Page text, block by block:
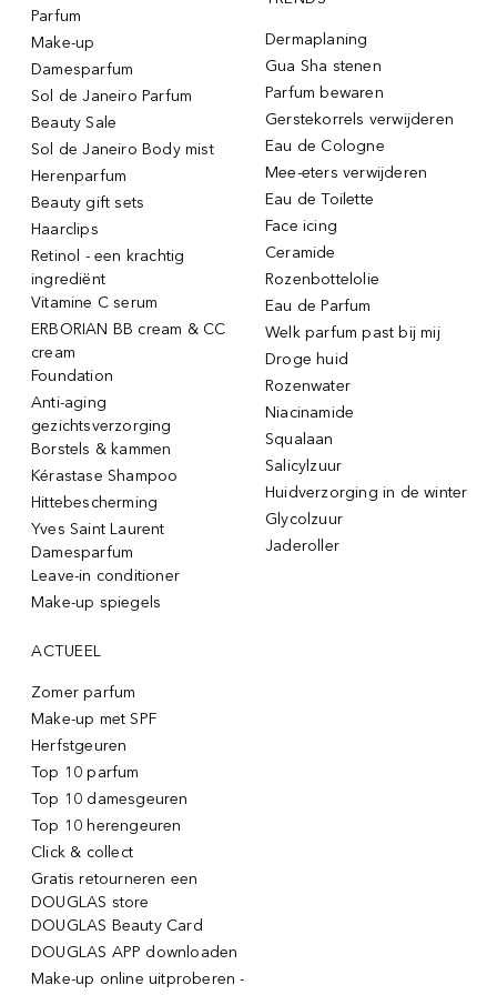
Parfum
Make-up
Damesparfum
Sol de Janeiro Parfum
Beauty Sale
Sol de Janeiro Body mist
Herenparfum
Beauty gift sets
Haarclips
Retinol - een krachtig
ingrediënt
Vitamine C serum
ERBORIAN BB cream & CC
cream
Foundation
Anti-aging
gezichtsverzorging
Borstels & kammen
Kérastase Shampoo
Hittebescherming
Yves Saint Laurent
Damesparfum
Leave-in conditioner
Make-up spiegels
Dermaplaning
Gua Sha stenen
Parfum bewaren
Gerstekorrels verwijderen
Eau de Cologne
Mee-eters verwijderen
Eau de Toilette
Face icing
Ceramide
Rozenbottelolie
Eau de Parfum
Welk parfum past bij mij
Droge huid
Rozenwater
Niacinamide
Squalaan
Salicylzuur
Huidverzorging in de winter
Glycolzuur
Jaderoller
ACTUEEL
Zomer parfum
Make-up met SPF
Herfstgeuren
Top 10 parfum
Top 10 damesgeuren
Top 10 herengeuren
Click & collect
Gratis retourneren een
DOUGLAS store
DOUGLAS Beauty Card
DOUGLAS APP downloaden
Make-up online uitproberen -